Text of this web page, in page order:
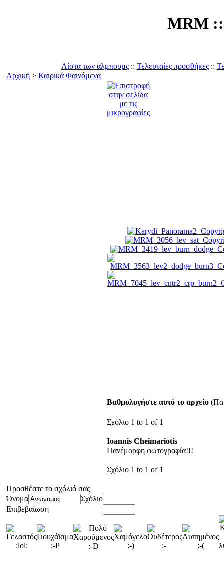
MRM
Λίστα των άλμπουμς:: Τελευταίες προσθήκες::
Αρχική > Καιρικά Φαινόμενα
Βαθμολογήστε αυτό το αρχείο
Σχόλιο 1 to 1 of 1
Ioannis Cheimariotis
Πανέμορφη φωτογραφία!!!
Σχόλιο 1 to 1 of 1
Προσθέστε το σχόλιό σας
Όνομα
Σχόλιο
Επιβεβαίωση